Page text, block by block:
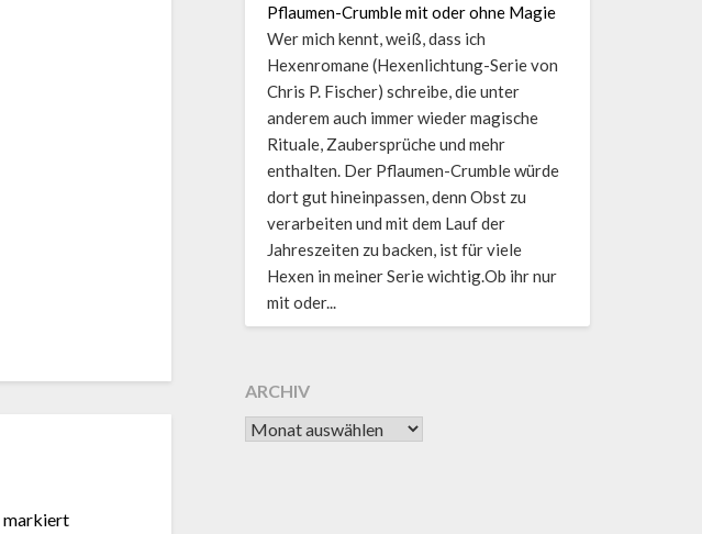
markiert
Pflaumen-Crumble mit oder ohne Magie
Wer mich kennt, weiß, dass ich
Hexenromane (Hexenlichtung-Serie von
Chris P. Fischer) schreibe, die unter
anderem auch immer wieder magische
Rituale, Zaubersprüche und mehr
enthalten. Der Pflaumen-Crumble würde
dort gut hineinpassen, denn Obst zu
verarbeiten und mit dem Lauf der
Jahreszeiten zu backen, ist für viele
Hexen in meiner Serie wichtig.Ob ihr nur
mit oder...
ARCHIV